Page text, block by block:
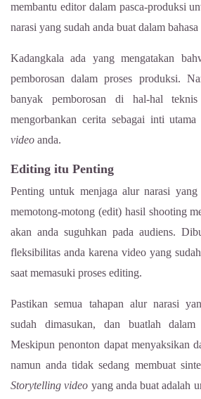
membantu editor dalam pasca-produksi
narasi yang sudah anda buat dalam bahasa
Kadangkala ada yang mengatakan
pemborosan dalam proses produksi.
banyak pemborosan di hal-hal
mengorbankan cerita sebagai inti utama
video anda.
Editing itu Penting
Penting untuk menjaga alur narasi
memotong-motong (edit) hasil shooting
akan anda suguhkan pada audiens.
fleksibilitas anda karena video yang
saat memasuki proses editing.
Pastikan semua tahapan alur narasi
sudah dimasukan, dan buatlah
Meskipun penonton dapat menyaksikan
namun anda tidak sedang membuat
Storytelling video yang anda buat adalah